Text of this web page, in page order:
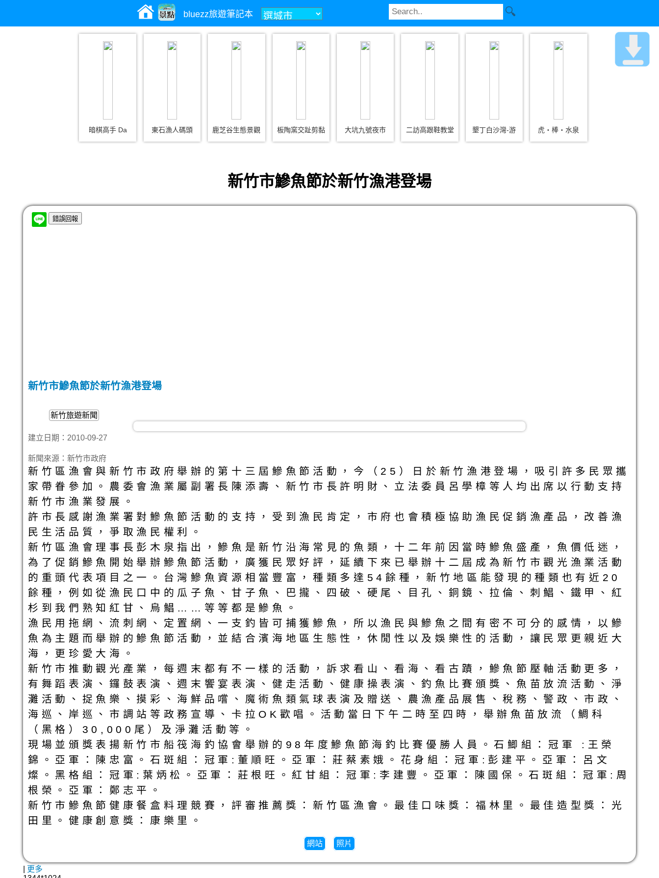
bluezz旅遊筆記本
暗棋高手 Da 東石漁人碼頭 鹿芝谷生態景觀 板陶窯交趾剪黏 大坑九號夜市 二訪高跟鞋教堂 墾丁白沙灣-游 虎‧棒‧水泉
新竹市鰺魚節於新竹漁港登場
新竹市鰺魚節於新竹漁港登場
新竹旅遊新聞
建立日期：2010-09-27
新聞來源：新竹市政府
新竹區漁會與新竹市政府舉辦的第十三屆鰺魚節活動，今（25）日於新竹漁港登場，吸引許多民眾攜
家帶眷參加。農委會漁業屬副署長陳添壽、新竹市長許明財、立法委員呂學樟等人均出席以行動支持
新竹市漁業發展。
許市長感謝漁業署對鰺魚節活動的支持，受到漁民肯定，市府也會積極協助漁民促銷漁產品，改善漁
民生活品質，爭取漁民權利。
新竹區漁會理事長彭木泉指出，鰺魚是新竹沿海常見的魚類，十二年前因當時鰺魚盛產，魚價低迷，
為了促銷鰺魚開始舉辦鰺魚節活動，廣獲民眾好評，延續下來已舉辦十二屆成為新竹市觀光漁業活動
的重頭代表項目之一。台灣鰺魚資源相當豐富，種類多達54餘種，新竹地區能發現的種類也有近20
餘種，例如從漁民口中的瓜子魚、甘子魚、巴攏、四破、硬尾、目孔、銅鏡、拉倫、刺鯧、鐵甲、紅
杉到我們熟知紅甘、烏鯧……等等都是鰺魚。
漁民用拖網、流刺網、定置網、一支釣皆可捕獲鰺魚，所以漁民與鰺魚之間有密不可分的感情，以鰺
魚為主題而舉辦的鰺魚節活動，並結合濱海地區生態性，休閒性以及娛樂性的活動，讓民眾更親近大
海，更珍愛大海。
新竹市推動觀光產業，每週末都有不一樣的活動，訴求看山、看海、看古蹟，鰺魚節壓軸活動更多，
有舞蹈表演、鑼鼓表演、週末饗宴表演、健走活動、健康操表演、釣魚比賽頒獎、魚苗放流活動、淨
灘活動、捉魚樂、摸彩、海鮮品嚐、魔術魚類氣球表演及贈送、農漁產品展售、稅務、警政、市政、
海巡、岸巡、市調站等政務宣導、卡拉OK歡唱。活動當日下午二時至四時，舉辦魚苗放流（鯛科
（黑格）30,000尾）及淨灘活動等。
現場並頒獎表揚新竹市船筏海釣協會舉辦的98年度鰺魚節海釣比賽優勝人員。石鯽組：冠軍 :王榮
錦。亞軍：陳忠富。石斑組：冠軍:董順旺。亞軍：莊蔡素娥。花身組：冠軍:彭建平。亞軍：呂文
燦。黑格組：冠軍:葉炳松。亞軍：莊根旺。紅甘組：冠軍:李建豐。亞軍：陳國保。石斑組：冠軍:周
根榮。亞軍：鄭志平。
新竹市鰺魚節健康餐盒料理競賽，評審推薦獎：新竹區漁會。最佳口味獎：福林里。最佳造型獎：光
田里。健康創意獎：康樂里。
網站 照片
更多